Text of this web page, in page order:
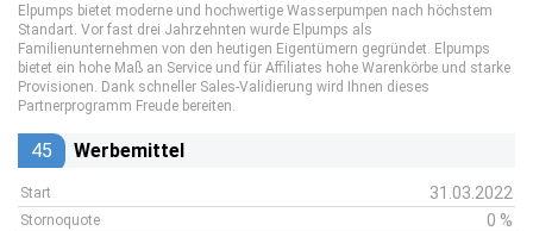
Elpumps bietet moderne und hochwertige Wasserpumpen nach höchstem
Standart. Vor fast drei Jahrzehnten wurde Elpumps als
Familienunternehmen von den heutigen Eigentümern gegründet. Elpumps
bietet ein hohe Maß an Service und für Affiliates hohe Warenkörbe und starke
Provisionen. Dank schneller Sales-Validierung wird Ihnen dieses
Partnerprogramm Freude bereiten.
45 Werbemittel
Start 31.03.2022
Stornoquote 0 %